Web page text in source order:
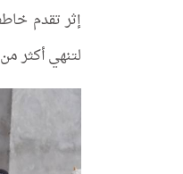
لتنهي أكثر من 5 عقود من حكم عائلته.